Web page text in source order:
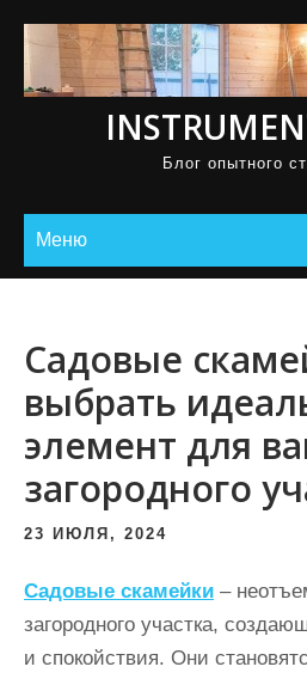
ь
Блог опытного
Меню
Садовые
выбрать
элемент для
загородного
23 ИЮЛЯ, 2024
Садовые скамейки –
загородного участка,
и спокойствия. Они